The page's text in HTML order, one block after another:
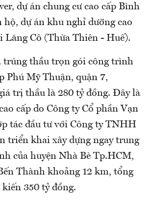
dự án chung cư cao cấp Bình
hộ, dự án khu nghỉ dưỡng cao
Lăng Cô (Thừa Thiên - Huế).
trúng thầu trọn gói công trình
Phú Mỹ Thuận, quận 7,
trị thầu là 280 tỷ đồng. Đây là
cấp do Công ty Cổ phần Vạn
tác đầu tư với Công ty TNHH
triển khai xây dựng ngay trung
của huyện Nhà Bè Tp.HCM,
Thành khoảng 12 km, tổng
350 tỷ đồng.